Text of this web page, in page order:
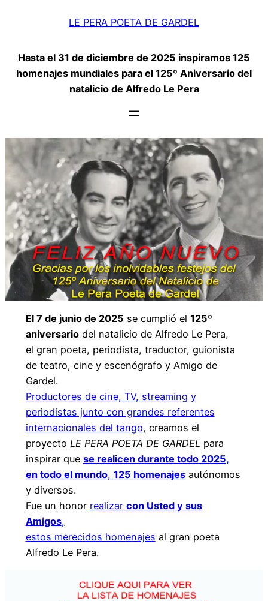
LE PERA POETA DE GARDEL
Hasta el 31 de diciembre de 2025 inspiramos 125
homenajes mundiales para el 125º Aniversario del
natalicio de Alfredo Le Pera
El 7 de junio de 2025 se cumplió el 125º
aniversariodel natalicio de Alfredo Le Pera,
el gran poeta, periodista, traductor, guionista
de teatro, cine y escenógrafo y Amigo de
Gardel.
Productores de cine, TV, streaming y
periodistas junto con grandes referentes
internacionales del tango, creamos el
proyecto LE PERA POETA DE GARDEL para
inspirar que se realicen durante todo 2025,
en todo el mundo, 125 homenajesautónomos
y diversos.
Fue un honor realizar con Usted y sus
Amigos,
estos merecidos homenajes al gran poeta
Alfredo Le Pera.